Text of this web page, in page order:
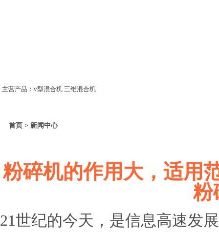
主营产品：v型混合机 三维混合机
首页 > 新闻中心
粉碎机的作用大，适用
粉
21世纪的今天，是信息高速发